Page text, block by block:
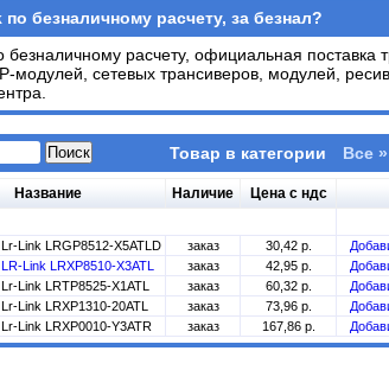
безналичному расчету, за безнал?
безналичному расчету, официальная поставка
модулей, сетевых трансиверов, модулей,
Товар в категории Все
Название Наличие Цена с ндс
Link LRGP8512-X5ATLD заказ 30,42 р.
Link LRXP8510-X3ATL заказ 42,95 р.
Link LRTP8525-X1ATL заказ 60,32 р.
Link LRXP1310-20ATL заказ 73,96 р.
Link LRXP0010-Y3ATR заказ 167,86 р.